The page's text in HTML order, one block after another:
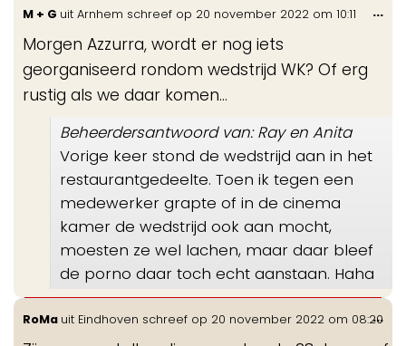
M + G uit Arnhem schreef op 20 november 2022 om 10:11
Morgen Azzurra, wordt er nog iets
georganiseerd rondom wedstrijd WK? Of erg
rustig als we daar komen...
Beheerdersantwoord van: Ray en Anita
Vorige keer stond de wedstrijd aan in het
restaurantgedeelte. Toen ik tegen een
medewerker grapte of in de cinema
kamer de wedstrijd ook aan mocht,
moesten ze wel lachen, maar daar bleef
de porno daar toch echt aanstaan. Haha
...
RoMa uit Eindhoven schreef op 20 november 2022 om 08:20
...